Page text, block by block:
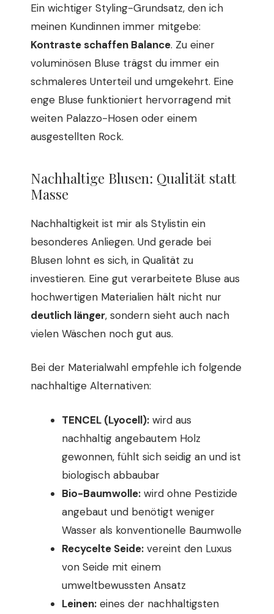
Ein wichtiger Styling-Grundsatz, den ich
meinen Kundinnen immer mitgebe:
Kontraste schaffen Balance. Zu einer
voluminösen Bluse trägst du immer ein
schmaleres Unterteil und umgekehrt. Eine
enge Bluse funktioniert hervorragend mit
weiten Palazzo-Hosen oder einem
ausgestellten Rock.
Nachhaltige Blusen: Qualität statt
Masse
Nachhaltigkeit ist mir als Stylistin ein
besonderes Anliegen. Und gerade bei
Blusen lohnt es sich, in Qualität zu
investieren. Eine gut verarbeitete Bluse aus
hochwertigen Materialien hält nicht nur
deutlich länger, sondern sieht auch nach
vielen Wäschen noch gut aus.
Bei der Materialwahl empfehle ich folgende
nachhaltige Alternativen:
TENCEL (Lyocell): wird aus
nachhaltig angebautem Holz
gewonnen, fühlt sich seidig an und ist
biologisch abbaubar
Bio-Baumwolle: wird ohne Pestizide
angebaut und benötigt weniger
Wasser als konventionelle Baumwolle
Recycelte Seide: vereint den Luxus
von Seide mit einem
umweltbewussten Ansatz
Leinen: eines der nachhaltigsten